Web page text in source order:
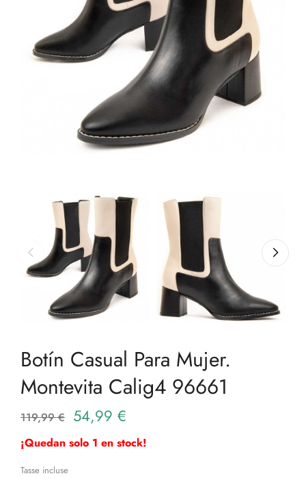
Botín Casual Para Mujer.
Montevita Calig4 96661
119,99 € 54,99 €
¡Quedan solo 1 en stock!
Tasse incluse